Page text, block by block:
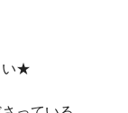
い★